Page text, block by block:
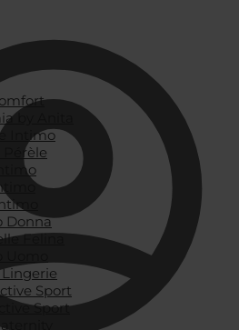
by Anita
Intimo
Donna
Felina
Uomo
Lingerie
Sport
Sport